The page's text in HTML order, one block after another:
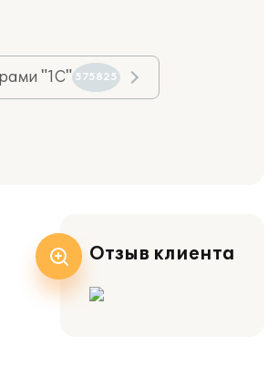
"1С" 575825
Отзыв клиента